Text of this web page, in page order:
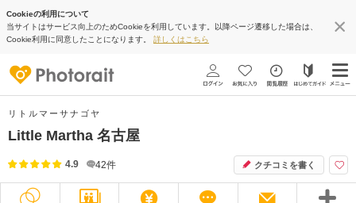
Cookieの利用について
当サイトはサービス向上のためCookieを利用しています。以降ページ遷移した場合は、
Cookie利用に同意したことになります。 詳しくはこちら
リトルマーサナゴヤ
Little Martha 名古屋
4.9 42件 クチコミを書く